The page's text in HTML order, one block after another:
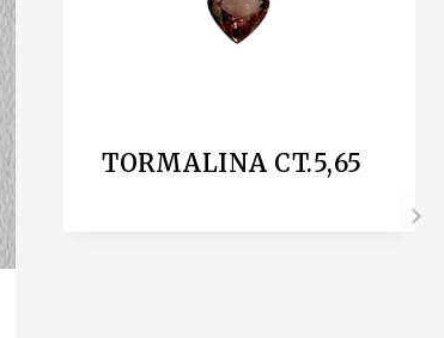
TORMALINA CT.5,65